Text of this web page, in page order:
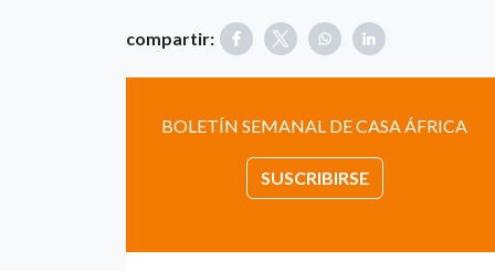
compartir:
BOLETÍN SEMANAL DE CASA ÁFRICA
SUSCRIBIRSE